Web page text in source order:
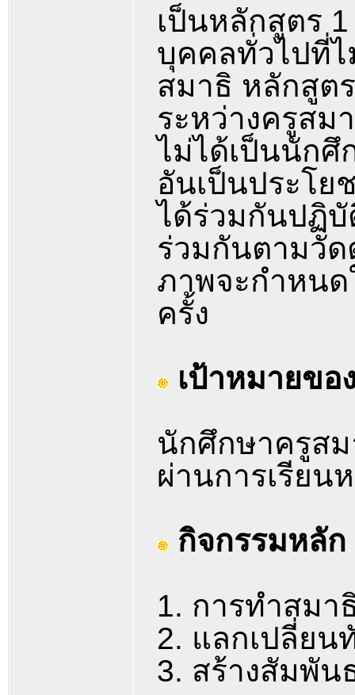
เป็นหลักสูตร
บุคคลทั่วไปที่ไ
สมาธิ หลักสูต
ระหว่างครูส
ไม่ได้เป็นนักศึ
อันเป็นประโย
ได้ร่วมกันปฏิ
ร่วมกันตามวั
ภาพจะกำหนด
ครั้ง
เป้าหมายขอ
นักศึกษาครูส
ผ่านการเรียน
กิจกรรมหลัก
1. การทำสม
2. แลกเปลี่ยน
3. สร้างสัมพั